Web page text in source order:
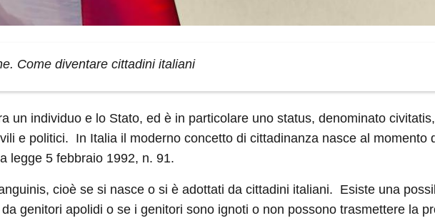
Come diventare cittadini italiani
un individuo e lo Stato, ed è in particolare uno status, denominato
e politici. In Italia il moderno concetto di cittadinanza nasce al momento
legge 5 febbraio 1992, n. 91.
cioè se si nasce o si è adottati da cittadini italiani. Esiste una
genitori apolidi o se i genitori sono ignoti o non possono trasmettere la